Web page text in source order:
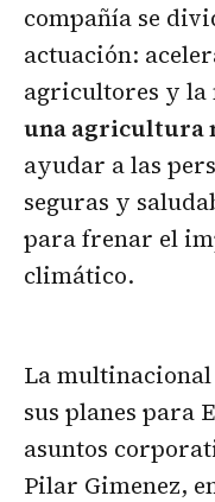
compañía se
actuación:
agricultores y la
una agricultura
ayudar a las
seguras y
para frenar el
climático.
La
sus planes para
asuntos
Pilar Gimenez,